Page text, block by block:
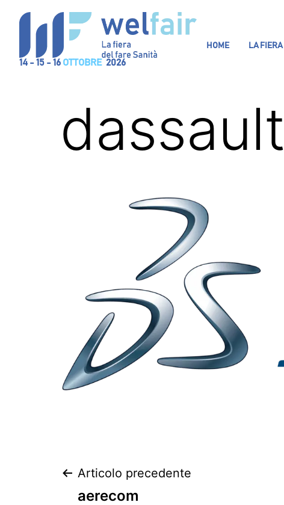
14 - 15 - 16 OTTOBRE 2026
HOME LA FIERA
dassault
Articolo precedente
aerecom